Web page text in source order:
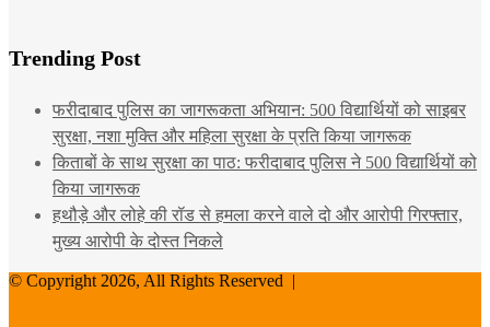
Trending Post
फरीदाबाद पुलिस का जागरूकता अभियान: 500 विद्यार्थियों को साइबर
सुरक्षा, नशा मुक्ति और महिला सुरक्षा के प्रति किया जागरूक
किताबों के साथ सुरक्षा का पाठ: फरीदाबाद पुलिस ने 500 विद्यार्थियों को
किया जागरूक
हथौड़े और लोहे की रॉड से हमला करने वाले दो और आरोपी गिरफ्तार,
मुख्य आरोपी के दोस्त निकले
© Copyright 2026, All Rights Reserved |